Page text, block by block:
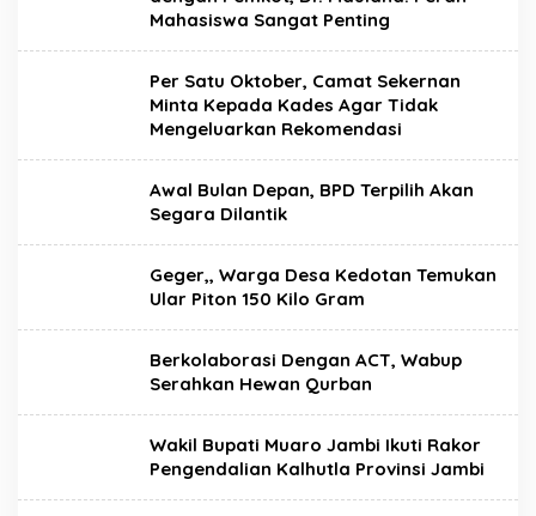
Mahasiswa Sangat Penting
Per Satu Oktober, Camat Sekernan
Minta Kepada Kades Agar Tidak
Mengeluarkan Rekomendasi
Awal Bulan Depan, BPD Terpilih Akan
Segara Dilantik
Geger,, Warga Desa Kedotan Temukan
Ular Piton 150 Kilo Gram
Berkolaborasi Dengan ACT, Wabup
Serahkan Hewan Qurban
Wakil Bupati Muaro Jambi Ikuti Rakor
Pengendalian Kalhutla Provinsi Jambi